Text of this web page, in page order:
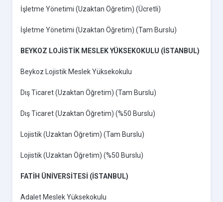
İşletme Yönetimi (Uzaktan Öğretim) (Ücretli)
İşletme Yönetimi (Uzaktan Öğretim) (Tam Burslu)
BEYKOZ LOJİSTİK MESLEK YÜKSEKOKULU (İSTANBUL)
Beykoz Lojistik Meslek Yüksekokulu
Dış Ticaret (Uzaktan Öğretim) (Tam Burslu)
Dış Ticaret (Uzaktan Öğretim) (%50 Burslu)
Lojistik (Uzaktan Öğretim) (Tam Burslu)
Lojistik (Uzaktan Öğretim) (%50 Burslu)
FATİH ÜNİVERSİTESİ (İSTANBUL)
Adalet Meslek Yüksekokulu